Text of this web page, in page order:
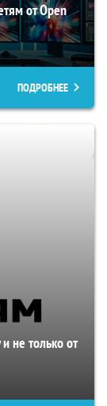
от Open
ПОДРОБНЕЕ
не только от